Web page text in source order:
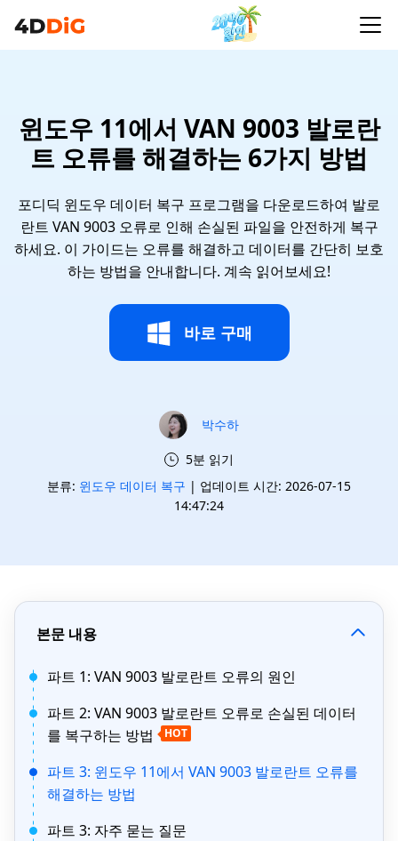
윈도우 11에서 VAN 9003 발로란
트 오류를 해결하는 6가지 방법
포디딕 윈도우 데이터 복구 프로그램을 다운로드하여 발로
란트 VAN 9003 오류로 인해 손실된 파일을 안전하게 복구
하세요. 이 가이드는 오류를 해결하고 데이터를 간단히 보호
하는 방법을 안내합니다. 계속 읽어보세요!
바로 구매
박수하
5분 읽기
분류: 윈도우 데이터 복구 | 업데이트 시간: 2026-07-15
14:47:24
본문 내용
파트 1: VAN 9003 발로란트 오류의 원인
파트 2: VAN 9003 발로란트 오류로 손실된 데이터
를 복구하는 방법
HOT
파트 3: 윈도우 11에서 VAN 9003 발로란트 오류를
해결하는 방법
파트 3: 자주 묻는 질문